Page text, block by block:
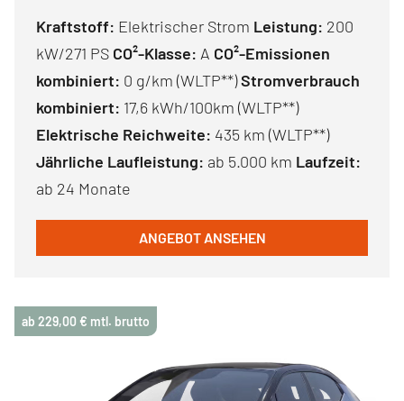
Kraftstoff: Elektrischer Strom Leistung: 200
kW/271 PS CO²-Klasse: A CO²-Emissionen
kombiniert: 0 g/km (WLTP**)Stromverbrauch
kombiniert: 17,6 kWh/100km (WLTP**)
Elektrische Reichweite: 435 km (WLTP**)
Jährliche Laufleistung: ab 5.000 km Laufzeit:
ab 24 Monate
ANGEBOT ANSEHEN
ab 229,00 € mtl. brutto